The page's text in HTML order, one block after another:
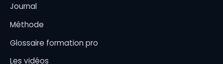
Journal
Méthode
Glossaire formation pro
Les vidéos